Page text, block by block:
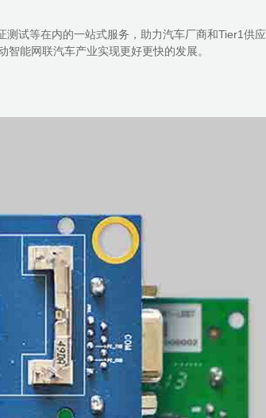
测试等在内的一站式服务，助力汽车厂商和Tier1供应
网联汽车产业实现更好更快的发展。